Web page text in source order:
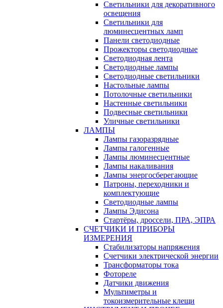
Светильники для декоративного
освещения
Светильники для
люминесцентных ламп
Панели светодиодные
Прожекторы светодиодные
Светодиодная лента
Светодиодные лампы
Светодиодные светильники
Настольные лампы
Потолочные светильники
Настенные светильники
Подвесные светильники
Уличные светильники
ЛАМПЫ
Лампы газоразрядные
Лампы галогенные
Лампы люминесцентные
Лампы накаливания
Лампы энергосберегающие
Патроны, переходники и
комплектующие
Светодиодные лампы
Лампы Эдисона
Стартёры, дроссели, ПРА, ЭПРА
СЧЕТЧИКИ И ПРИБОРЫ
ИЗМЕРЕНИЯ
Стабилизаторы напряжения
Счетчики электрической энергии
Трансформаторы тока
Фотореле
Датчики движения
Мультиметры и
токоизмерительные клещи